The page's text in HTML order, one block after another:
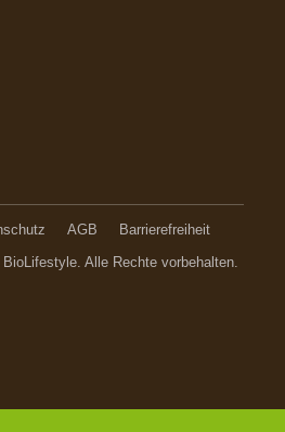
AGB
Barrierefreiheit
Alle Rechte vorbehalten.